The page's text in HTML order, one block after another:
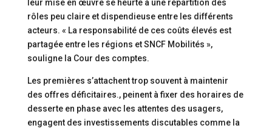
leur mise en œuvre se heurte à une répartition des
rôles peu claire et dispendieuse entre les différents
acteurs. « La responsabilité de ces coûts élevés est
partagée entre les régions et SNCF Mobilités »,
souligne la Cour des comptes.
Les premières s’attachent trop souvent à maintenir
des offres déficitaires., peinent à fixer des horaires de
desserte en phase avec les attentes des usagers,
engagent des investissements discutables comme la